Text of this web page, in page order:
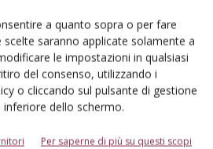
a quanto sopra o per fare
saranno applicate solamente a
le impostazioni in qualsiasi
del consenso, utilizzando i
o cliccando sul pulsante di gestione
dello schermo.
Per saperne di più su questi scopi